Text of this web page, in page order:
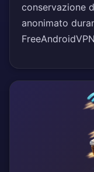
conservazione
anonimato